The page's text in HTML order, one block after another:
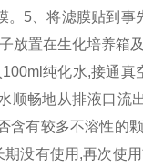
5、将滤膜贴到事
放置在生化培养箱
纯化水,接通
顺畅地从排液口
含有较多不溶性的
期没有使用,再次使